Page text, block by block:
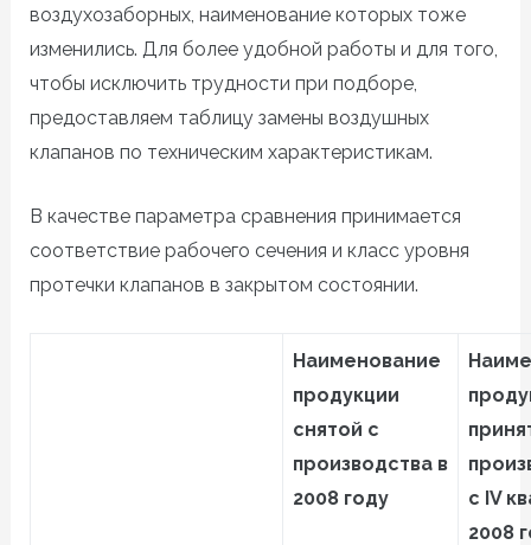
воздухозаборных, наименование которых тоже
изменились. Для более удобной работы и для того,
чтобы исключить трудности при подборе,
предоставляем таблицу замены воздушных
клапанов по техническим характеристикам.
В качестве параметра сравнения принимается
соответствие рабочего сечения и класс уровня
протечки клапанов в закрытом состоянии.
Наименование
продукции
снятой с
производства в
2008 году
с IV
2008